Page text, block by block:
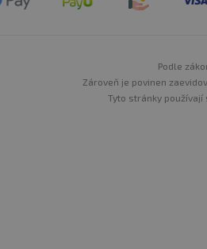
Podle
Zároveň je povinen
Tyto stránky